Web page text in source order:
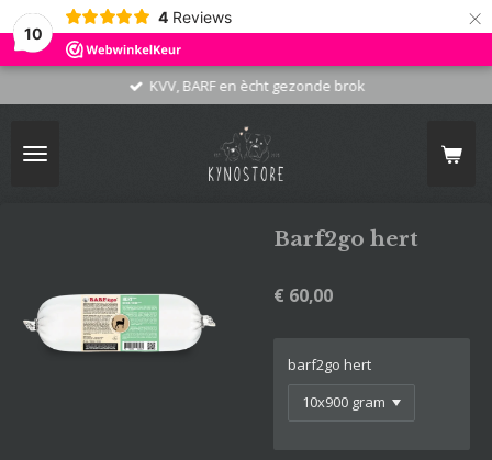
10
4 Reviews ×
KVV, BARF en ècht gezonde brok
Barf2go hert
€ 60,00
barf2go hert